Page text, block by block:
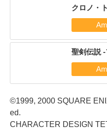
クロノ・
聖剣伝説
©1999, 2000 SQUARE
ed.
CHARACTER DESIGN